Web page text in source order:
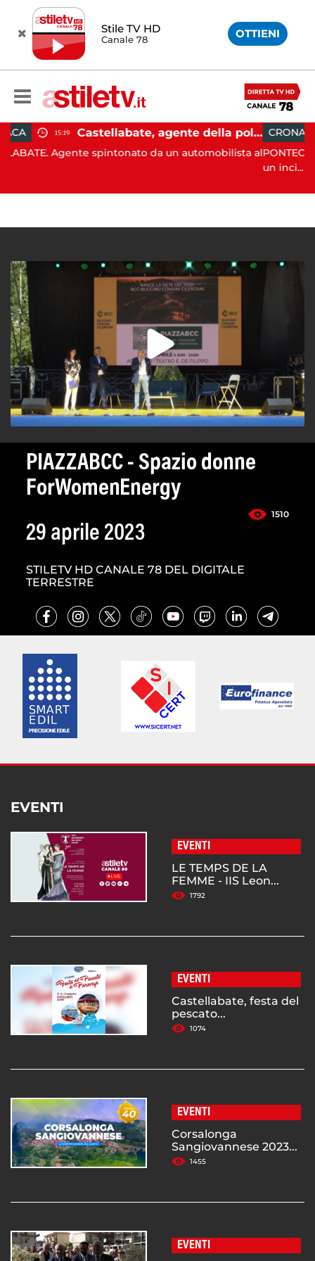
Stile TV HD
Canale 78 OTTIENI
Castellabate, agente della polizia locale aggredito per una multa: turista denunciato
spintonato da un automobilista al
CRONACA 09:53
PONTECAGNANO.
PIAZZABCC - Spazio donne
ForWomenEnergy
1510
29 aprile 2023
STILETV HD CANALE 78 DEL DIGITALE
TERRESTRE
EVENTI
EVENTI
LE TEMPS DE LA
FEMME - IIS Leon...
1792
EVENTI
Castellabate, festa del
pescato...
1074
EVENTI
Corsalonga
Sangiovannese 2023...
1455
EVENTI